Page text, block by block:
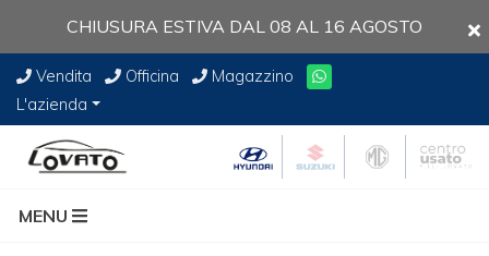
CHIUSURA ESTIVA DAL 08 AL 16 AGOSTO
Vendita Officina
Magazzino
L'azienda
MENU